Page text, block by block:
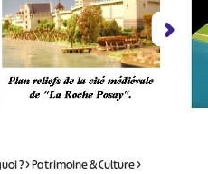
?>Patrimoine & Culture>